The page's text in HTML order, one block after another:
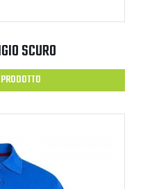
SCURO